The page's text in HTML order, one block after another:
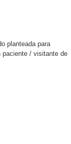
planteada para
paciente / visitante de